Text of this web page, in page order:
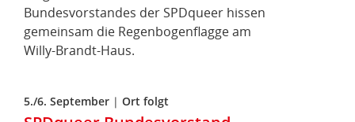
Bundesvorstandes der SPDqueer hissen
gemeinsam die Regenbogenflagge am
Willy‑Brandt‑Haus.
5./6. September | Ort folgt